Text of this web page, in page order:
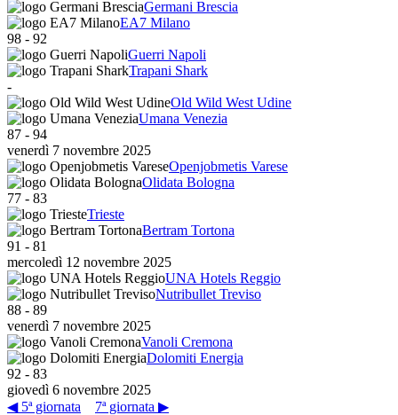
Germani Brescia
EA7 Milano
98 - 92
Guerri Napoli
Trapani Shark
-
Old Wild West Udine
Umana Venezia
87 - 94
venerdì 7 novembre 2025
Openjobmetis Varese
Olidata Bologna
77 - 83
Trieste
Bertram Tortona
91 - 81
mercoledì 12 novembre 2025
UNA Hotels Reggio
Nutribullet Treviso
88 - 89
venerdì 7 novembre 2025
Vanoli Cremona
Dolomiti Energia
92 - 83
giovedì 6 novembre 2025
◀ 5ª giornata
7ª giornata ▶